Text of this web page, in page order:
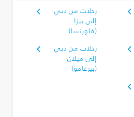
رحلات من دبي
إلى بيزا
(فلورنسا)
رحلات من دبي
إلى ميلان
(بيرغامو)